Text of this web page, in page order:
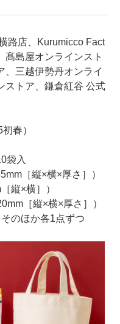
路店、Kurumicco Fact
髙島屋オンラインスト
、三越伊勢丹オンライ
ストア、鎌倉紅谷 公式
春）
袋入
［縦×横×厚さ］）
縦×横］）
［縦×横×厚さ］）
のほか各1点ずつ